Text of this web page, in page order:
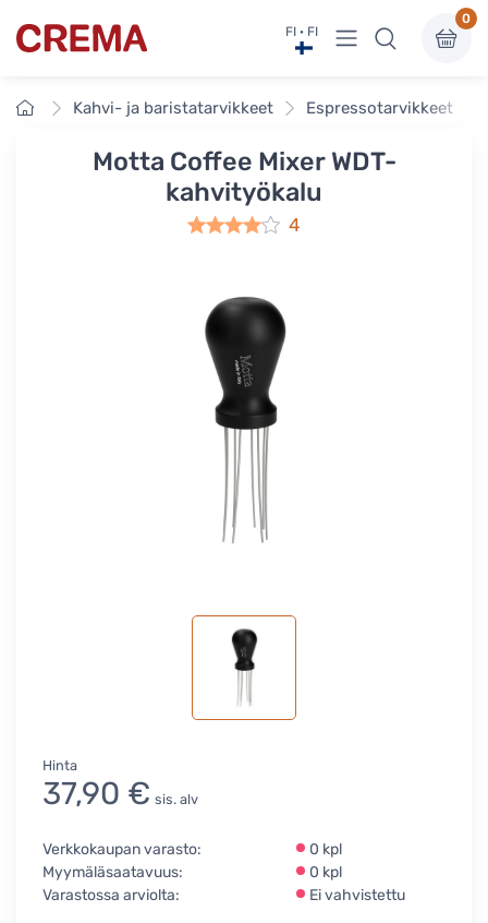
Crema FI · FI Näytä valikko
0
EtusivuKahvi- ja baristatarvikkeet Espressotarvikkeet
Motta Coffee Mixer WDT-
kahvityökalu
4
Hinta
37,90 € sis. alv
Verkkokaupan varasto:
0 kpl
Myymäläsaatavuus:
0 kpl
Varastossa arviolta:
Ei vahvistettu